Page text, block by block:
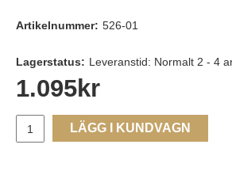
Artikelnummer: 526-01
Lagerstatus: Leveranstid: Normalt 2 - 4
1.095kr
LÄGG I KUNDVAGN